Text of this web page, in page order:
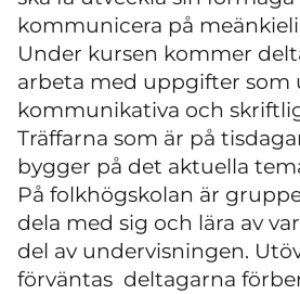
kommunicera på
Under kursen kommer
arbeta med uppgifter som
kommunikativa och
Träffarna som är på
bygger på det aktuella
På folkhögskolan är
dela med sig och lära av
del av undervisningen.
förväntas deltagarna